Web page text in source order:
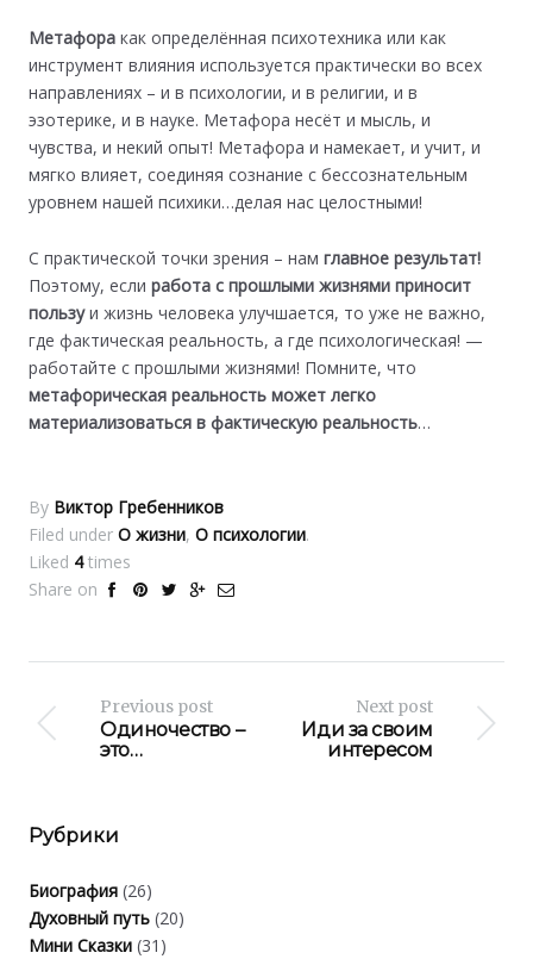
Метафора как определённая психотехника или как
инструмент влияния используется практически во всех
направлениях – и в психологии, и в религии, и в
эзотерике, и в науке. Метафора несёт и мысль, и
чувства, и некий опыт! Метафора и намекает, и учит, и
мягко влияет, соединяя сознание с бессознательным
уровнем нашей психики…делая нас целостными!
С практической точки зрения – намглавное результат!
Поэтому, еслиработа с прошлыми жизнями приносит
пользуи жизнь человека улучшается, то уже не важно,
где фактическая реальность, а где психологическая! —
работайте с прошлыми жизнями! Помните, что
метафорическая реальность может легко
материализоваться в фактическую реальность…
By Виктор Гребенников
Filed underО жизни,О психологии.
Liked 4 times
Share on
Previous post
Одиночество –
это…
Next post
Иди за своим
интересом
Рубрики
Биография (26)
Духовный путь (20)
Мини Сказки (31)